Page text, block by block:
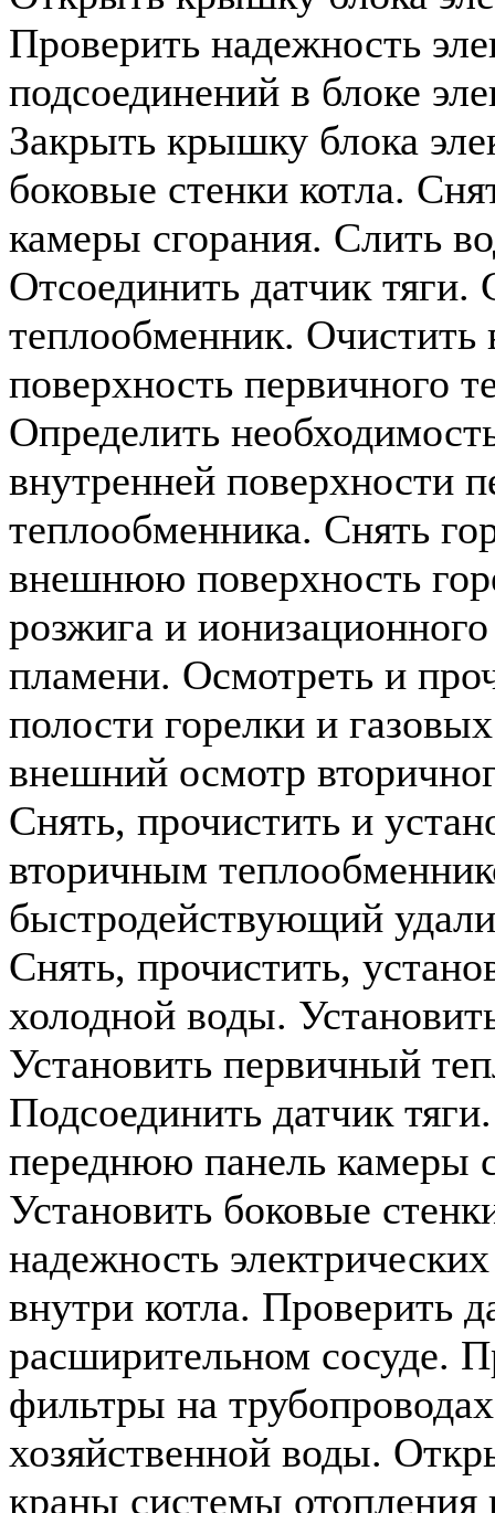
Проверить надежность
подсоединений в блоке
Закрыть крышку блока
боковые стенки котла.
камеры сгорания. Слить
Отсоединить датчик
теплообменник.
поверхность первичного
Определить
внутренней поверхности
теплообменника. Снять
внешнюю поверхность
розжига и
пламени. Осмотреть и
полости горелки и
внешний осмотр
Снять, прочистить и
вторичным
быстродействующий
Снять, прочистить,
холодной воды.
Установить первичный
Подсоединить датчик
переднюю панель камеры
Установить боковые
надежность
внутри котла. Проверить
расширительном сосуде.
фильтры на
хозяйственной воды.
краны системы отопления